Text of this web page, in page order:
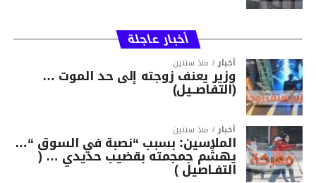
أخبار عاجلة
أخبار منذ سنتين
وزير يعنف زوجته إلى حد الموت …
(التفاصــيل)
أخبار منذ سنتين
الملاسين: بسبب “نصبة في السوق “…
يهشّم جمجمته بقضيب حديدي … (
التفـاصيل )